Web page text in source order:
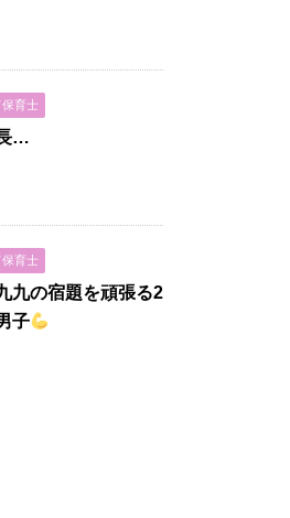
育士
…
育士
九の宿題を頑張る2
子